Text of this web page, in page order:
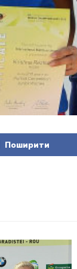
Поширити